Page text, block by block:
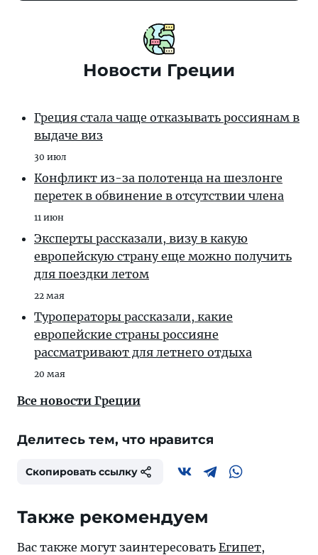
Новости Греции
Греция стала чаще отказывать россиянам в
выдаче виз
30 июл
Конфликт из-за полотенца на шезлонге
перетек в обвинение в отсутствии члена
11 июн
Эксперты рассказали, визу в какую
европейскую страну еще можно получить
для поездки летом
22 мая
Туроператоры рассказали, какие
европейские страны россияне
рассматривают для летнего отдыха
20 мая
Все новости Греции
Делитесь тем, что нравится
Скопировать ссылку
Также рекомендуем
Вас также могут заинтересовать Египет,